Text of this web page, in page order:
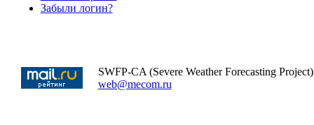
Забыли логин?
SWFP-CA (Severe Weather Forecasting Project)
web@mecom.ru